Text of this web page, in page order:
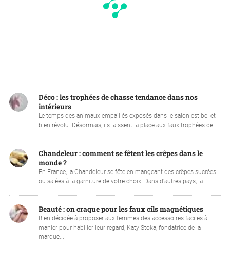
Déco : les trophées de chasse tendance dans nos
intérieurs
Le temps des animaux empaillés exposés dans le salon est bel et
bien révolu. Désormais, ils laissent la place aux faux trophées de...
Chandeleur : comment se fêtent les crêpes dans le
monde ?
En France, la Chandeleur se fête en mangeant des crêpes sucrées
ou salées à la garniture de votre choix. Dans d’autres pays, la ...
Beauté : on craque pour les faux cils magnétiques
Bien décidée à proposer aux femmes des accessoires faciles à
manier pour habiller leur regard, Katy Stoka, fondatrice de la
marque...